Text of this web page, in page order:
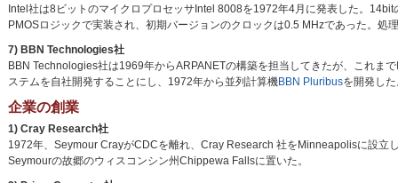
Intel社は8ビットのマイクロプロセッサIntel 8008を1972年4月に発表した。
PMOSロジックで実装され、初期バージョンのクロックは0.5 MHzであった。
7) BBN Technologies社
BBN Technologies社は1969年からARPANETの構築を担当してきたが、これ
ステムを自社開発することにし、1972年から並列計算機BBN Pluribusを開発し
企業の創業
1) Cray Research社
1972年、Seymour CrayがCDCを離れ、Cray Research 社をMinneapolisに設
Seymourの故郷のウィスコンシン州Chippewa Fallsに置いた。